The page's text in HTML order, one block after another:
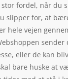
fordel, når du
slipper for, at
hele vejen
sender
eller de kan
bare huske at